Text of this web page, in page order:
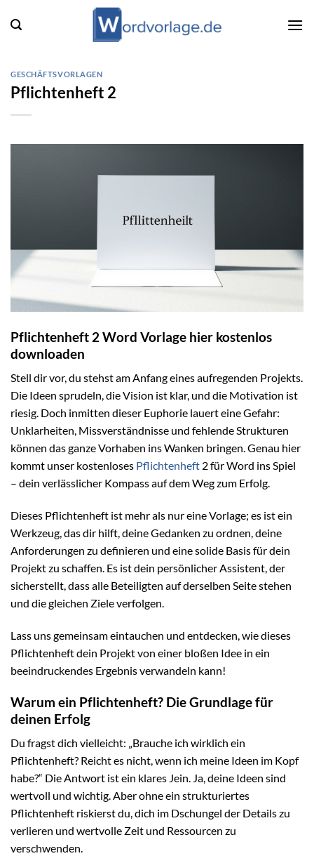
Inhalt
GESCHÄFTSVORLAGEN
Pflichtenheft 2
Pflichtenheft 2 Word Vorlage hier kostenlos
downloaden
Stell dir vor, du stehst am Anfang eines aufregenden Projekts.
Die Ideen sprudeln, die Vision ist klar, und die Motivation ist
riesig. Doch inmitten dieser Euphorie lauert eine Gefahr:
Unklarheiten, Missverständnisse und fehlende Strukturen
können das ganze Vorhaben ins Wanken bringen. Genau hier
kommt unser kostenloses Pflichtenheft 2 für Word ins Spiel
– dein verlässlicher Kompass auf dem Weg zum Erfolg.
Dieses Pflichtenheft ist mehr als nur eine Vorlage; es ist ein
Werkzeug, das dir hilft, deine Gedanken zu ordnen, deine
Anforderungen zu definieren und eine solide Basis für dein
Projekt zu schaffen. Es ist dein persönlicher Assistent, der
sicherstellt, dass alle Beteiligten auf derselben Seite stehen
und die gleichen Ziele verfolgen.
Lass uns gemeinsam eintauchen und entdecken, wie dieses
Pflichtenheft dein Projekt von einer bloßen Idee in ein
beeindruckendes Ergebnis verwandeln kann!
Warum ein Pflichtenheft? Die Grundlage für
deinen Erfolg
Du fragst dich vielleicht: „Brauche ich wirklich ein
Pflichtenheft? Reicht es nicht, wenn ich meine Ideen im Kopf
habe?“ Die Antwort ist ein klares Jein. Ja, deine Ideen sind
wertvoll und wichtig. Aber ohne ein strukturiertes
Pflichtenheft riskierst du, dich im Dschungel der Details zu
verlieren und wertvolle Zeit und Ressourcen zu
verschwenden.